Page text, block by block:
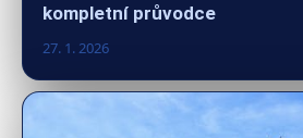
kompletní průvodce
27. 1. 2026